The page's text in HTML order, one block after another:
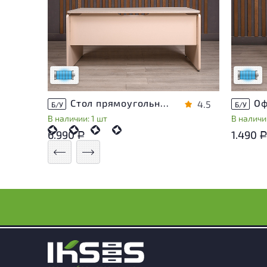
Состояние товара приближено к новому,
могут присутствовать незначительные
следы эксплуатации
Низкая степень износа
Б/У Стол прямоугольный Accord ДСП Дуб Россия
В наличии: 1 шт
4.5
6.990Р
могут
следы
Низкая
Б/У
В
1.490 Р